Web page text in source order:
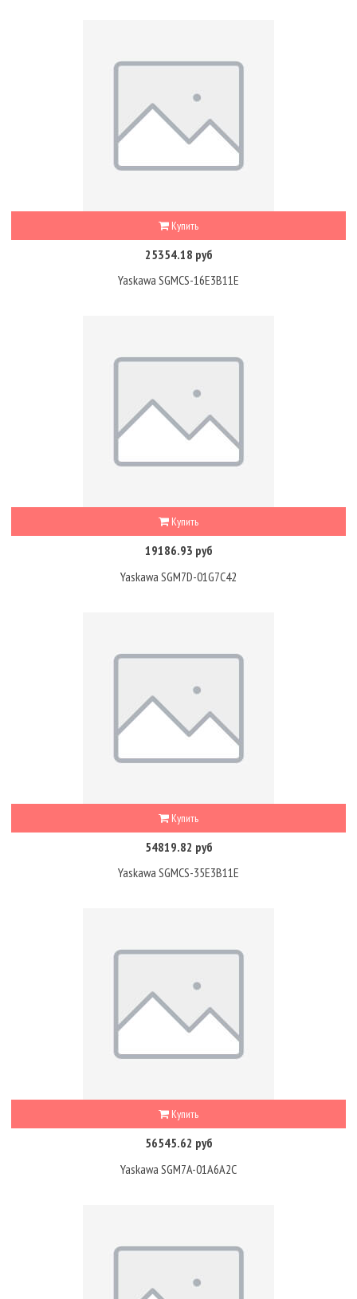
Купить
25354.18 руб
Yaskawa SGMCS-16E3B11E
Купить
19186.93 руб
Yaskawa SGM7D-01G7C42
Купить
54819.82 руб
Yaskawa SGMCS-35E3B11E
Купить
56545.62 руб
Yaskawa SGM7A-01A6A2C